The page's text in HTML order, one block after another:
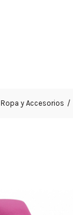
Ropa y Accesorios